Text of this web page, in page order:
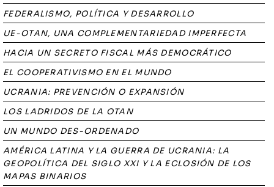
FEDERALISMO, POLÍTICA Y DESARROLLO
UE-OTAN, UNA COMPLEMENTARIEDAD IMPERFECTA
HACIA UN SECRETO FISCAL MÁS DEMOCRÁTICO
EL COOPERATIVISMO EN EL MUNDO
UCRANIA: PREVENCIÓN O EXPANSIÓN
LOS LADRIDOS DE LA OTAN
UN MUNDO DES-ORDENADO
AMÉRICA LATINA Y LA GUERRA DE UCRANIA: LA
GEOPOLÍTICA DEL SIGLO XXI Y LA ECLOSIÓN DE LOS
MAPAS BINARIOS